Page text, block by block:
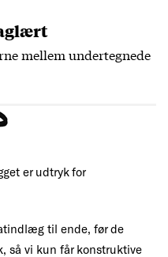
mellem undertegnede
er udtryk for
til ende, før de
så vi kun får konstruktive